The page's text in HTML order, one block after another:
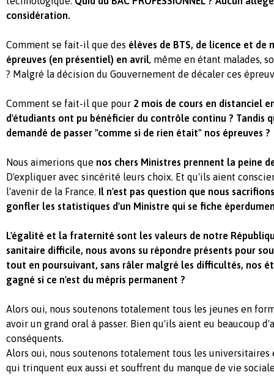
considération.
Comment se fait-il que des élèves de BTS, de licence et de
épreuves (en présentiel) en avril, même en étant malades,
? Malgré la décision du Gouvernement de décaler ces
Comment se fait-il que pour 2 mois de cours en distanciel
d'étudiants ont pu bénéficier du contrôle continu ? Tandis
demandé de passer "comme si de rien était" nos épreuves ?
Nous aimerions que nos chers Ministres prennent la peine
D'expliquer avec sincérité leurs choix. Et qu'ils aient
l'avenir de la France. Il n'est pas question que nous
gonfler les statistiques d'un Ministre qui se fiche
L'égalité et la fraternité sont les valeurs de notre
sanitaire difficile, nous avons su répondre présents pour
tout en poursuivant, sans râler malgré les difficultés, nos
gagné si ce n'est du mépris permanent ?
Alors oui, nous soutenons totalement tous les jeunes en
avoir un grand oral à passer. Bien qu'ils aient eu beaucoup
conséquents.
Alors oui, nous soutenons totalement tous les
qui trinquent eux aussi et souffrent du manque de vie